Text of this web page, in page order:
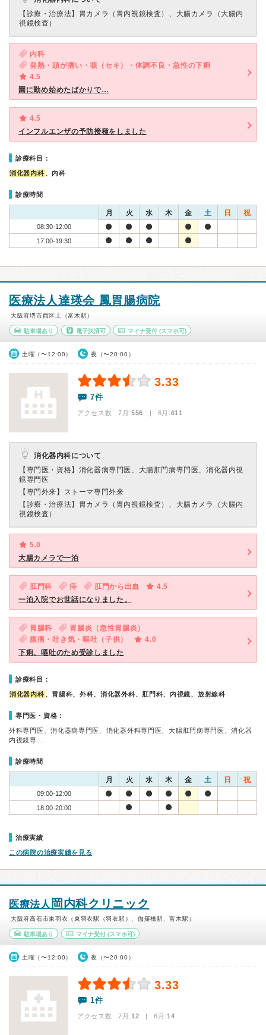
【診療・治療法】 胃カメラ（胃内視鏡検査）、大腸カメラ（大腸内
視鏡検査）
内科
発熱・頭が痛い・咳（セキ）・体調不良・急性の下痢
4.5
園に勤め始めたばかりで…
4.5
インフルエンザの予防接種をしました
診療科目：
消化器内科 、内科
診療時間
月 火 水 木 金 土 日 祝
08:30-12:00
17:00-19:30
医療法人達瑛会 鳳胃腸病院
大阪府堺市西区上（富木駅）
駐車場あり 電子決済可 マイナ受付 (スマホ可)
土曜（〜12:00） 夜（〜20:00）
3.33
7件
アクセス数 7月:556 | 6月:611
消化器内科について
【専門医・資格】 消化器病専門医、大腸肛門病専門医、消化器内視
鏡専門医
【専門外来】 ストーマ専門外来
【診療・治療法】 胃カメラ（胃内視鏡検査）、大腸カメラ（大腸内
視鏡検査）
5.0
大腸カメラで一泊
肛門科 痔 肛門から出血
4.5
一泊入院でお世話になりました。
胃腸科
胃腸炎（急性胃腸炎）
腹痛・吐き気・嘔吐（子供）
4.0
下痢、嘔吐のため受診しました
診療科目：
消化器内科 、胃腸科、外科、消化器外科、肛門科、内視鏡、放射線科
専門医・資格：
外科専門医、消化器病専門医、消化器外科専門医、大腸肛門病専門医、消化器
内視鏡専…
診療時間
月 火 水 木 金 土 日 祝
09:00-12:00
18:00-20:00
治療実績
この病院の治療実績を見る
医療法人 岡内科クリニック
大阪府高石市東羽衣（東羽衣駅（羽衣駅）、伽羅橋駅、富木駅）
駐車場あり マイナ受付(スマホ可)
土曜（〜12:00） 夜（〜20:00）
3.33
1件
アクセス数 7月:12 | 6月:14